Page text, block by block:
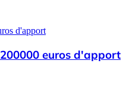
d'apport
euros d'apport